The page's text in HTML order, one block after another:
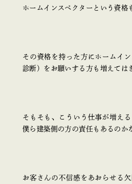
ホームインスペクターという資格
その資格を持った方にホームイ
診断）をお願いする方も増えては
そもそも、こういう仕事が増え
僕ら建築側の方の責任もあるのか
お客さんの不信感をあおらせる